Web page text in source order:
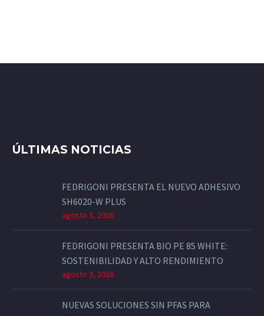
ÚLTIMAS NOTICIAS
FEDRIGONI PRESENTA EL NUEVO ADHESIVO
SH6020-W PLUS
agosto 3, 2026
FEDRIGONI PRESENTA BIO PE 85 WHITE:
SOSTENIBILIDAD Y ALTO RENDIMIENTO
agosto 3, 2026
NUEVAS SOLUCIONES SIN PFAS PARA